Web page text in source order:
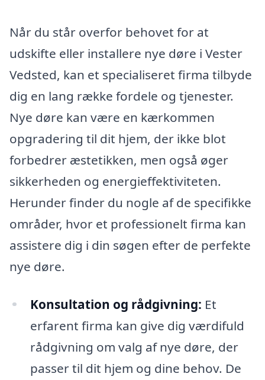
Når du står overfor behovet for at
udskifte eller installere nye døre i Vester
Vedsted, kan et specialiseret firma tilbyde
dig en lang række fordele og tjenester.
Nye døre kan være en kærkommen
opgradering til dit hjem, der ikke blot
forbedrer æstetikken, men også øger
sikkerheden og energieffektiviteten.
Herunder finder du nogle af de specifikke
områder, hvor et professionelt firma kan
assistere dig i din søgen efter de perfekte
nye døre.
Konsultation og rådgivning: Et
erfarent firma kan give dig værdifuld
rådgivning om valg af nye døre, der
passer til dit hjem og dine behov. De